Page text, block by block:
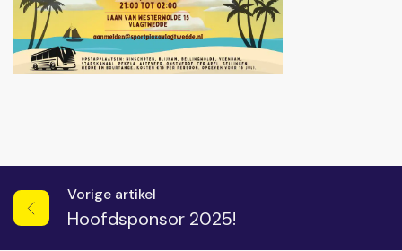
Vorige artikel
Hoofdsponsor 2025!